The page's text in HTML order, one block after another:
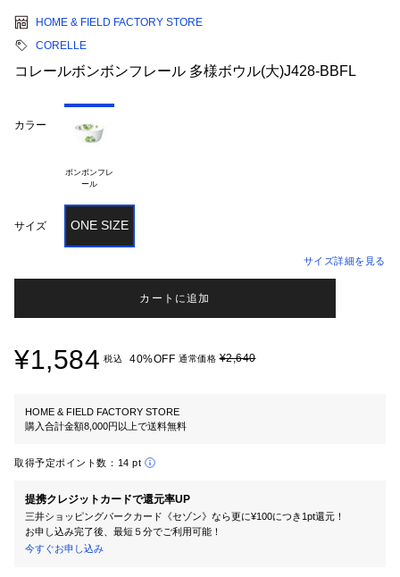
HOME & FIELD FACTORY STORE
CORELLE
コレールボンボンフレール 多様ボウル(大)J428-BBFL
カラー
ボンボンフレ
サイズ ONE SIZE
サイズ詳細を見る
カートに追加
¥1,584 税込 40%OFF 通常価格¥2,640
HOME & FIELD FACTORY STORE
購入合計金額8,000円以上で送料無料
取得予定ポイント数： 14 pt
提携クレジットカードで還元率UP
三井ショッピングパークカード《セゾン》なら更に¥100につき1pt還元！
お申し込み完了後、最短５分でご利用可能！
今すぐお申し込み